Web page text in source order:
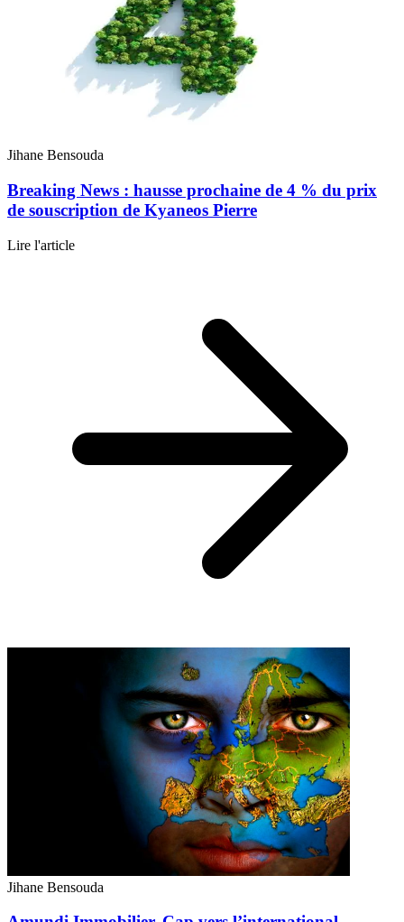
Jihane Bensouda
Breaking News : hausse prochaine de 4 % du prix
de souscription de Kyaneos Pierre
Lire l'article
Jihane Bensouda